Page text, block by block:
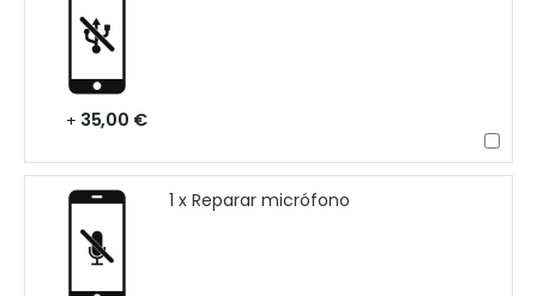
+ 35,00 €
1 x Reparar micrófono